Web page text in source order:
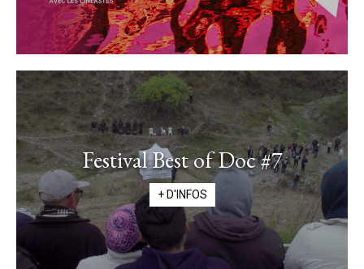
Festival Best of Doc #7
+ D'INFOS